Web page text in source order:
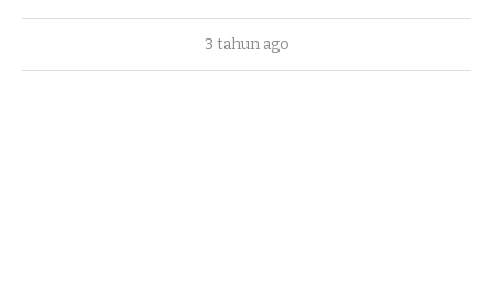
3 tahun ago